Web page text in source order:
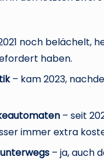
noch belächelt,
haben.
– kam 2023,
– seit
immer extra
– ja, auch